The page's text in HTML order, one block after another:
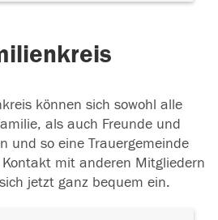
können sich sowohl alle
als auch Freunde und
und so eine Trauergemeinde
mit anderen Mitgliedern
jetzt ganz bequem ein.